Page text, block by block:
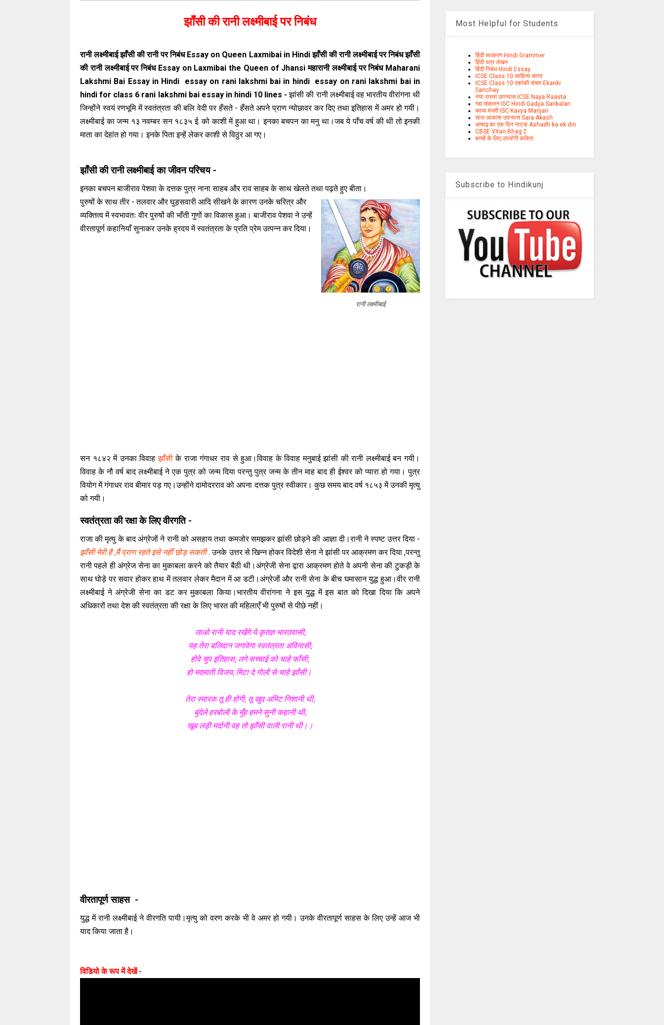
झाँसी की रानी लक्ष्मीबाई पर निबंध
रानी लक्ष्मीबाई झाँसी की रानी पर निबंध Essay on Queen Laxmibai in Hindi झाँसी की रानी लक्ष्मीबाई पर निबंध झाँसी
की रानी लक्ष्मीबाई पर निबंध Essay on Laxmibai the Queen of Jhansi महारानी लक्ष्मीबाई पर निबंध Maharani
Lakshmi Bai Essay in Hindi essay on rani lakshmi bai in hindi essay on rani lakshmi bai in
hindi for class 6 rani lakshmi bai essay in hindi 10 lines -झांसी की रानी लक्ष्मीबाई वह भारतीय वीरांगना थी
जिन्होंने स्वयं रणभूमि में स्वतंत्रता की बलि वेदी पर हँसते - हँसते अपने प्राण न्योछावर कर दिए तथा इतिहास में अमर हो गयी।
लक्ष्मीबाई का जन्म १३ नवम्बर सन १८३५ ई. को काशी में हुआ था। इनका बचपन का मनु था।जब ये पाँच वर्ष की थी तो इनकी
माता का देहांत हो गया। इनके पिता इन्हें लेकर काशी से विठुर आ गए।
झाँसी की रानी लक्ष्मीबाई का जीवन परिचय -
इनका बचपन बाजीराव पेशवा के दत्तक पुत्र नाना साहब और राव साहब के साथ खेलते तथा पढ़ते हुए बीता।
रानी लक्ष्मीबाई
पुरुषों के साथ तीर - तलवार और घुड़सवारी आदि सीखने के कारण उनके चरित्र और
व्यक्तित्व में स्वभावतः वीर पुरुषों की भाँती गुणों का विकास हुआ। बाजीराव पेशवा ने उन्हें
वीरतापूर्ण कहानियाँ सुनाकर उनके ह्रदय में स्वतंत्रता के प्रति प्रेम उत्पन्न कर दिया।
सन १८४२ में उनका विवाहझाँसीके राजा गंगाधर राव से हुआ।विवाह के विवाह मनुबाई झांसी की रानी लक्ष्मीबाई बन गयी।
विवाह के नौ वर्ष बाद लक्ष्मीबाई ने एक पुत्र को जन्म दिया परन्तु पुत्र जन्म के तीन माह बाद ही ईश्वर को प्यारा हो गया। पुत्र
वियोग में गंगाधर राव बीमार पड़ गए।उन्होंने दामोदरराव को अपना दत्तक पुत्र स्वीकार। कुछ समय बाद वर्ष १८५३ में उनकी मृत्यु
को गयी।
स्वतंत्रता की रक्षा के लिए वीरगति -
राजा की मृत्यु के बाद अंग्रेजों ने रानी को असहाय तथा कमजोर समझकर झांसी छोड़ने की आज्ञा दी।रानी ने स्पष्ट उत्तर दिया -
झाँसी मेरी है ,मैं प्राण रहते इसे नहीं छोड़ सकती. उनके उत्तर से खिन्न होकर विदेशी सेना ने झांसी पर आक्रमण कर दिया ,परन्तु
रानी पहले ही अंग्रेज सेना का मुकाबला करने को तैयार बैठी थी।अंग्रेजी सेना द्वारा आक्रमण होते वे अपनी सेना की टुकड़ी के
साथ घोड़े पर सवार होकर हाथ में तलवार लेकर मैदान में आ डटी।अंग्रेजों और रानी सेना के बीच घमासान युद्ध हुआ।वीर रानी
लक्ष्मीबाई ने अंग्रेजी सेना का डट कर मुकाबला किया।भारतीय वीरांगना ने इस युद्ध में इस बात को दिखा दिया कि अपने
अधिकारों तथा देश की स्वतंत्रता की रक्षा के लिए भारत की महिलाएँ भी पुरुषों से पीछे नहीं।
जाओ रानी याद रखेंगे ये कृतज्ञ भारतवासी,
यह तेरा बलिदान जगावेगा स्वतंत्रता अविनासी,
होवे चुप इतिहास, लगे सच्चाई को चाहे फाँसी,
हो मदमाती विजय, मिटा दे गोलों से चाहे झाँसी।
तेरा स्मारक तू ही होगी, तू खुद अमिट निशानी थी,
बुंदेले हरबोलों के मुँह हमने सुनी कहानी थी,
खूब लड़ी मर्दानी वह तो झाँसी वाली रानी थी।।
वीरतापूर्ण साहस -
युद्ध में रानी लक्ष्मीबाई ने वीरगति पायी।मृत्यु को वरण करके भी वे अमर हो गयी। उनके वीरतापूर्ण साहस के लिए उन्हें आज भी
याद किया जाता है।
विडियो के रूप में देखें -
Most Helpful for Students
हिंदी व्याकरण Hindi Grammer
हिंदी पत्र लेखन
हिंदी निबंध Hindi Essay
ICSE Class 10 साहित्य सागर
ICSE Class 10 एकांकी संचय Ekanki
Sanchay
नया रास्ता उपन्यास ICSE Naya Raasta
गद्य संकलन ISC Hindi Gadya Sankalan
काव्य मंजरी ISC Kavya Manjari
सारा आकाश उपन्यास Sara Akash
आषाढ़ का एक दिन नाटक Ashadh ka ek din
CBSE Vitan Bhag 2
बच्चों के लिए उपयोगी कविता
Subscribe to Hindikunj